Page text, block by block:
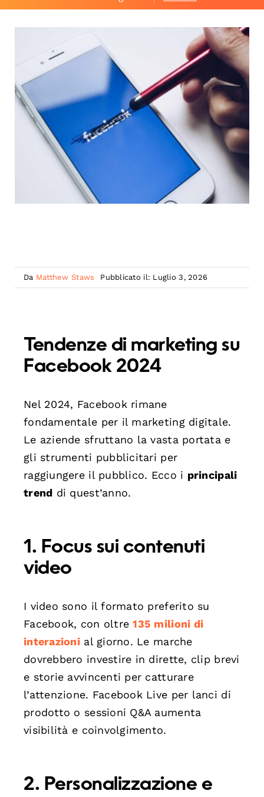
Da Matthew Staws Pubblicato il: Luglio 3, 2026
Tendenze di marketing su
Facebook 2024
Nel 2024, Facebook rimane
fondamentale per il marketing digitale.
Le aziende sfruttano la vasta portata e
gli strumenti pubblicitari per
raggiungere il pubblico. Ecco i principali
trend di quest’anno.
1. Focus sui contenuti
video
I video sono il formato preferito su
Facebook, con oltre135 milioni di
interazionial giorno. Le marche
dovrebbero investire in dirette, clip brevi
e storie avvincenti per catturare
l’attenzione. Facebook Live per lanci di
prodotto o sessioni Q&A aumenta
visibilità e coinvolgimento.
2. Personalizzazione e